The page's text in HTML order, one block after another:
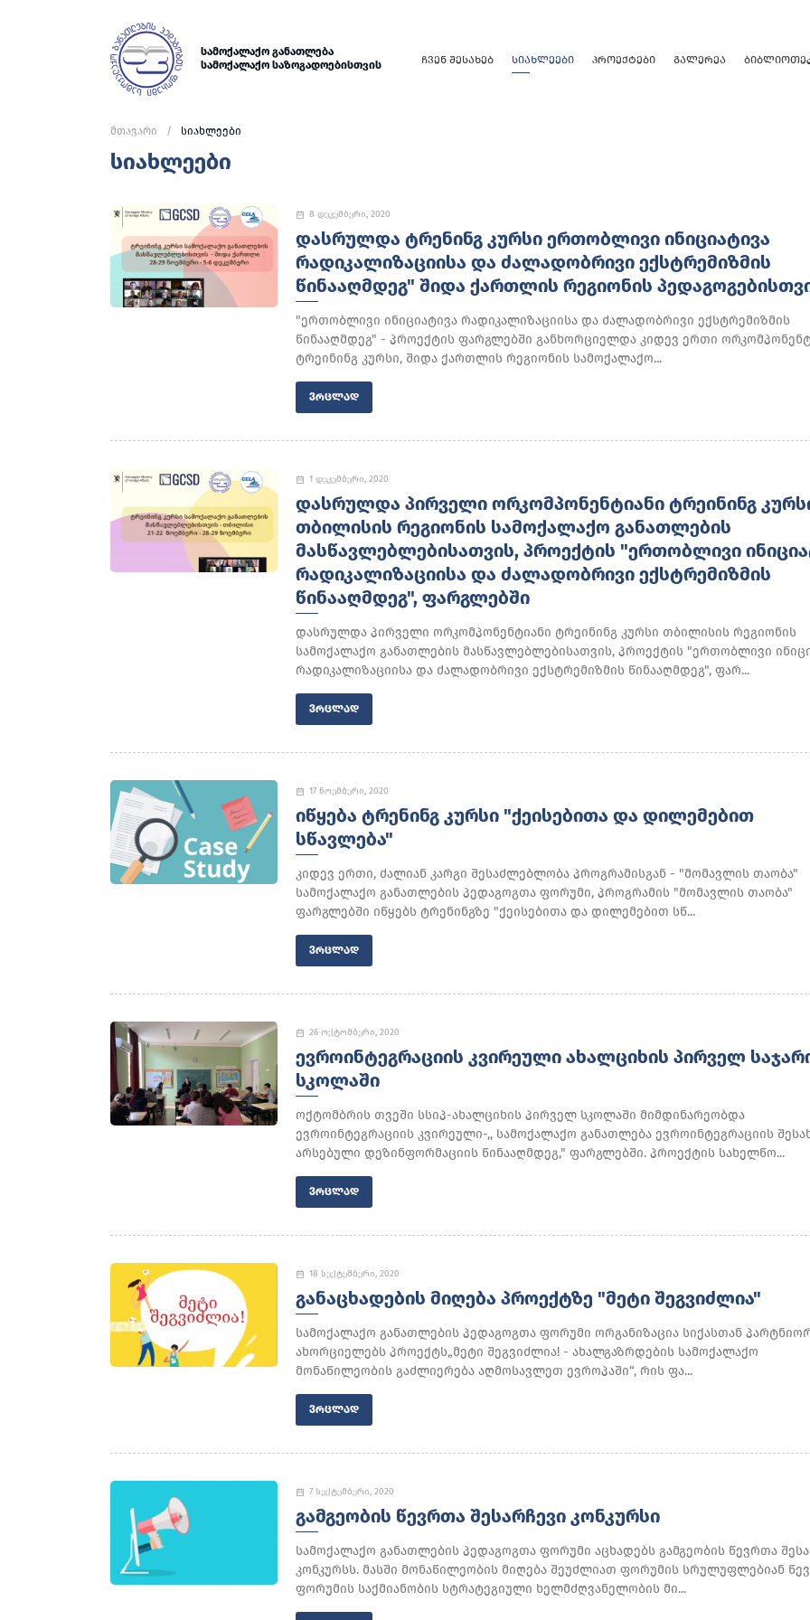
სამოქალაქო განათლება
სამოქალაქო საზოგადოებისთვის
ᲩᲕᲔᲜ ᲨᲔᲡᲐᲮᲔᲑ ᲡᲘᲐᲮᲚᲔᲔᲑᲘ ᲞᲠᲝᲔᲥᲢᲔᲑᲘ ᲒᲐᲚᲔᲠᲔᲐ
მთავარი სიახლეები
სიახლეები
8 დეკემბერი, 2020
ᲓᲐᲡᲠᲣᲚᲓᲐ ᲢᲠᲔᲜᲘᲜᲒ ᲙᲣᲠᲡᲘ ᲔᲠᲗᲝᲑᲚᲘᲕᲘ ᲘᲜᲘᲪᲘᲐᲢᲘᲕᲐ
ᲠᲐᲓᲘᲙᲐᲚᲘᲖᲐᲪᲘᲘᲡᲐ ᲓᲐ ᲫᲐᲚᲐᲓᲝᲑᲠᲘᲕᲘ ᲔᲥᲡᲢᲠᲔᲛᲘᲖᲛᲘᲡ
ᲬᲘᲜᲐᲐᲦᲛᲓᲔᲒ" ᲨᲘᲓᲐ ᲥᲐᲠᲗᲚᲘᲡ ᲠᲔᲒᲘᲝᲜᲘᲡ
"ერთობლივი ინიციატივა რადიკალიზაციისა და ძალადობრივი ექსტრემიზმის
წინააღმდეგ" - პროექტის ფარგლებში განხორციელდა კიდევ ერთი
ტრეინინგ კურსი, შიდა ქართლის რეგიონის სამოქალაქო...
ᲕᲠᲪᲚᲐᲓ
1 დეკემბერი, 2020
ᲓᲐᲡᲠᲣᲚᲓᲐ ᲞᲘᲠᲕᲔᲚᲘ ᲝᲠᲙᲝᲛᲞᲝᲜᲔᲜᲢᲘᲐᲜᲘ ᲢᲠᲔᲘᲜᲘᲜᲒ
ᲗᲑᲘᲚᲘᲡᲘᲡ ᲠᲔᲒᲘᲝᲜᲘᲡ ᲡᲐᲛᲝᲥᲐᲚᲐᲥᲝ ᲒᲐᲜᲐᲗᲚᲔᲑᲘᲡ
ᲛᲐᲡᲬᲐᲕᲚᲔᲑᲚᲔᲑᲘᲡᲐᲗᲕᲘᲡ, ᲞᲠᲝᲔᲥᲢᲘᲡ "ᲔᲠᲗᲝᲑᲚᲘᲕᲘ
ᲠᲐᲓᲘᲙᲐᲚᲘᲖᲐᲪᲘᲘᲡᲐ ᲓᲐ ᲫᲐᲚᲐᲓᲝᲑᲠᲘᲕᲘ ᲔᲥᲡᲢᲠᲔᲛᲘᲖᲛᲘᲡ
ᲬᲘᲜᲐᲐᲦᲛᲓᲔᲒ", ᲤᲐᲠᲒᲚᲔᲑᲨᲘ
დასრულდა პირველი ორკომპონენტიანი ტრეინინგ კურსი თბილისის რეგიონის
სამოქალაქო განათლების მასწავლებლებისათვის, პროექტის "ერთობლივი
რადიკალიზაციისა და ძალადობრივი ექსტრემიზმის წინააღმდეგ", ფარ...
ᲕᲠᲪᲚᲐᲓ
17 ნოემბერი, 2020
ᲘᲬᲧᲔᲑᲐ ᲢᲠᲔᲜᲘᲜᲒ ᲙᲣᲠᲡᲘ "ᲥᲔᲘᲡᲔᲑᲘᲗᲐ ᲓᲐ ᲓᲘᲚᲔᲛᲔᲑᲘᲗ
ᲡᲬᲐᲕᲚᲔᲑᲐ"
კიდევ ერთი, ძალიან კარგი შესაძლებლობა პროგრამისგან - "მომავლის თაობა"
სამოქალაქო განათლების პედაგოგთა ფორუმი, პროგრამის "მომავლის თაობა"
ფარგლებში იწყებს ტრენინგზე "ქეისებითა და დილემებით სწ...
ᲕᲠᲪᲚᲐᲓ
26 ოქტომბერი, 2020
ᲔᲕᲠᲝᲘᲜᲢᲔᲒᲠᲐᲪᲘᲘᲡ ᲙᲕᲘᲠᲔᲣᲚᲘ ᲐᲮᲐᲚᲪᲘᲮᲘᲡ ᲞᲘᲠᲕᲔᲚ
ᲡᲙᲝᲚᲐᲨᲘ
ოქტომბრის თვეში სსიპ-ახალციხის პირველ სკოლაში მიმდინარეობდა
ევროინტეგრაციის კვირეული-,, სამოქალაქო განათლება ევროინტეგრაციის
არსებული დეზინფორმაციის წინააღმდეგ," ფარგლებში. პროექტის სახელწო...
ᲕᲠᲪᲚᲐᲓ
18 სექტემბერი, 2020
ᲒᲐᲜᲐᲪᲮᲐᲓᲔᲑᲘᲡ ᲛᲘᲦᲔᲑᲐ ᲞᲠᲝᲔᲥᲢᲖᲔ "ᲛᲔᲢᲘ ᲨᲔᲒᲕᲘᲫᲚᲘᲐ"
სამოქალაქო განათლების პედაგოგთა ფორუმი ორგანიზაცია სიქასთან
ახორციელებს პროექტს„მეტი შეგვიძლია! - ახალგაზრდების სამოქალაქო
მონაწილეობის გაძლიერება აღმოსავლეთ ევროპაში“, რის ფა...
ᲕᲠᲪᲚᲐᲓ
7 სექტემბერი, 2020
ᲒᲐᲛᲒᲔᲝᲑᲘᲡ ᲬᲔᲕᲠᲗᲐ ᲨᲔᲡᲐᲠᲩᲔᲕᲘ ᲙᲝᲜᲙᲣᲠᲡᲘ
სამოქალაქო განათლების პედაგოგთა ფორუმი აცხადებს გამგეობის წევრთა
კონკურსს. მასში მონაწილეობის მიღება შეუძლიათ ფორუმის სრულუფლებიან
ფორუმის საქმიანობის სტრატეგიული ხელმძღვანელობის მი...